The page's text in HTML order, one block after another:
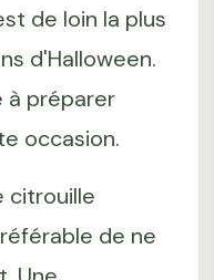
de loin la plus
d'Halloween.
à préparer
occasion.
citrouille
de ne